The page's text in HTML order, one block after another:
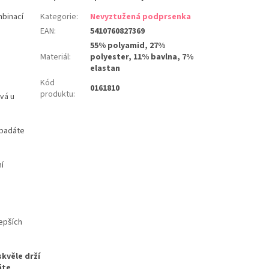
u
drží
Kategorie:
Nevyztužená podprsenka
EAN: 5410760827369
Materiál:
55% polyamid, 27%
polyester, 11% bavlna, 7%
elastan
Kód
produktu: 0161810